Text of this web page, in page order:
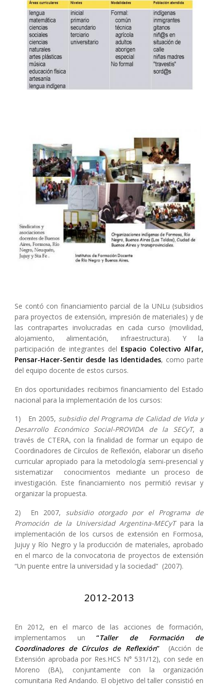
Se contó con financiamiento parcial de la UNLu (subsidios
para proyectos de extensión, impresión de materiales) y de
las contrapartes involucradas en cada curso (movilidad,
alojamiento, alimentación, infraestructura). Y la
participación de integrantes del Espacio Colectivo Alfar,
Pensar-Hacer-Sentir desde las Identidades, como parte
del equipo docente de estos cursos.
En dos oportunidades recibimos financiamiento del Estado
nacional para la implementación de los cursos:
1) En 2005, subsidio del Programa de Calidad de Vida y
Desarrollo Económico Social-PROVIDA de la SECyT, a
través de CTERA, con la finalidad de formar un equipo de
Coordinadores de Círculos de Reflexión, elaborar un diseño
curricular apropiado para la metodología semi-presencial y
sistematizar conocimientos mediante un proceso de
investigación. Este financiamiento nos permitió revisar y
organizar la propuesta.
2) En 2007, subsidio otorgado por el Programa de
Promoción de la Universidad Argentina-MECyTpara la
implementación de los cursos de extensión en Formosa,
Jujuy y Río Negro y la producción de materiales, aprobado
en el marco de la convocatoria de proyectos de extensión
“Un puente entre la universidad y la sociedad” (2007).
2012-2013
En 2012, en el marco de las acciones de formación,
implementamos un“Taller de Formación de
Coordinadores de Círculos de Reflexión”(Acción de
Extensión aprobada por Res.HCS N° 531/12), con sede en
Moreno (BA), conjuntamente con la organización
comunitaria Red Andando. El objetivo del taller consistió en